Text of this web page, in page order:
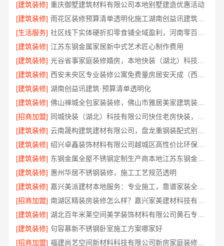
[建筑装修] 重庆御墅建筑材料有限公司本地别墅建造优惠活动
[建筑装修]
雨花区装修预算清单透明化施工湖南创益讯建筑有限公司
[生活服务]
[建筑装修] 江苏东钢金属家居新中式艺术匠心制作费用
[建筑装修]
[建筑装修]
[建筑装修] 湖南创益讯建筑·预算清单透明化
[建筑装修]
佛山禅城全包家装装修，佛山市雅居美家建筑装饰工程有限公司
[招商加盟]
[建筑装修]
[建筑装修]
绍兴卓鑫装饰材料有限公司越城区高性价比环保家装
[建筑装修]
东钢金属全屋不锈钢定制生产商本地江苏东钢金属科技有限公司
[建筑装修] 惠州华居不锈钢装修，施工工艺规范透明
[建筑装修]
嘉兴美派建材本地服务：专业施工，靠谱家装全包装
[招商加盟]
[建筑装修]
[建筑装修] 句容慕新不锈钢卧室施工方案哪家好
[招商加盟]
福建尚艺空间新材料科技有限公司新房家庭装修硬装施工